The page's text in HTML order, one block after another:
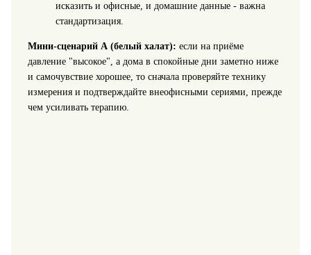
исказить и офисные, и домашние данные - важна
стандартизация.
Мини-сценарий А (белый халат): если на приёме
давление "высокое", а дома в спокойные дни заметно ниже
и самочувствие хорошее, то сначала проверяйте технику
измерения и подтверждайте внеофисными сериями, прежде
чем усиливать терапию.